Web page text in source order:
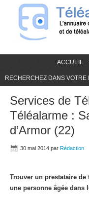
ACCUEIL
RECHERCHEZ DANS VOTRE
Services de
Téléalarme :
d’Armor (22)
30 mai 2014 par Rédaction
Trouver un prestataire
une personne âgée dans